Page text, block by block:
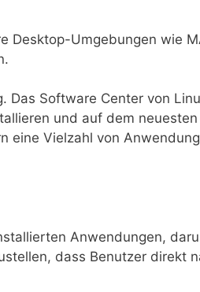
Desktop-Umgebungen wie
Das Software Center von
und auf dem
eine Vielzahl von
Anwendungen,
dass Benutzer direkt